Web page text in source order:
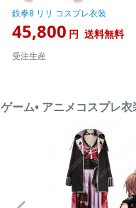
鉄拳8 リリ コスプレ衣装
45,800 円 送料無料
受注生産
ゲーム• アニメコスプレ